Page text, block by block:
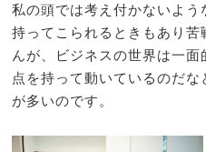
私の頭では考え付かないよ
持ってこられるときもあり
んが、ビジネスの世界は一
点を持って動いているのだ
が多いのです。